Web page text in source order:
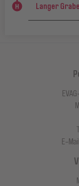
Langer
E-